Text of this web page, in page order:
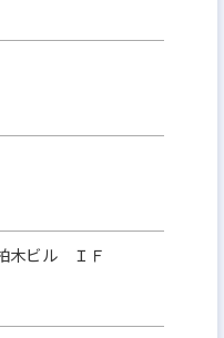
木ビル ＩＦ